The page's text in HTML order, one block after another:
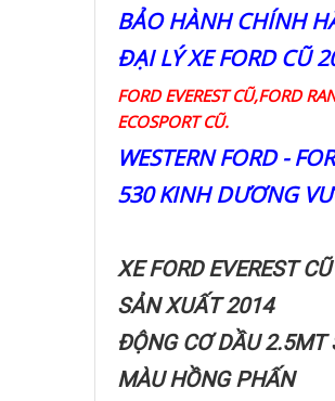
BẢO HÀNH CHÍNH
ĐẠI LÝ XE FORD CŨ
FORD EVEREST CŨ,FORD
ECOSPORT CŨ.
WESTERN FORD -
530 KINH DƯƠNG
XE FORD EVEREST CŨ
SẢN XUẤT 2014
ĐỘNG CƠ DẦU 2.5MT
MÀU HỒNG PHẤN